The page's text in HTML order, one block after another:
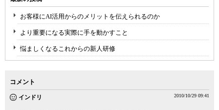
お客様にAI活用からのメリットを伝えられるのか
より重要になる実際に手を動かすこと
悩ましくなるこれからの新人研修
コメント
インドリ 2010/10/29 09:41